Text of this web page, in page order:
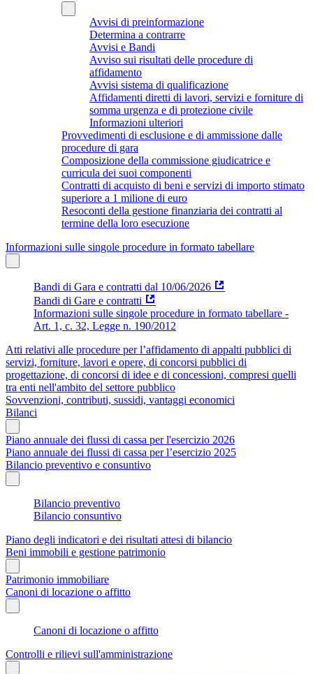
Avvisi di preinformazione
Determina a contrarre
Avvisi e Bandi
Avviso sui risultati delle procedure di
affidamento
Avvisi sistema di qualificazione
Affidamenti diretti di lavori, servizi e forniture di
somma urgenza e di protezione civile
Informazioni ulteriori
Provvedimenti di esclusione e di ammissione dalle
procedure di gara
Composizione della commissione giudicatrice e
curricula dei suoi componenti
Contratti di acquisto di beni e servizi di importo stimato
superiore a 1 milione di euro
Resoconti della gestione finanziaria dei contratti al
termine della loro esecuzione
Informazioni sulle singole procedure in formato tabellare
Bandi di Gara e contratti dal 10/06/2026
Bandi di Gare e contratti
Informazioni sulle singole procedure in formato tabellare -
Art. 1, c. 32, Legge n. 190/2012
Atti relativi alle procedure per l’affidamento di appalti pubblici di
servizi, forniture, lavori e opere, di concorsi pubblici di
progettazione, di concorsi di idee e di concessioni, compresi quelli
tra enti nell'ambito del settore pubblico
Sovvenzioni, contributi, sussidi, vantaggi economici
Bilanci
Piano annuale dei flussi di cassa per l'esercizio 2026
Piano annuale dei flussi di cassa per l’esercizio 2025
Bilancio preventivo e consuntivo
Bilancio preventivo
Bilancio consuntivo
Piano degli indicatori e dei risultati attesi di bilancio
Beni immobili e gestione patrimonio
Patrimonio immobiliare
Canoni di locazione o affitto
Canoni di locazione o affitto
Controlli e rilievi sull'amministrazione